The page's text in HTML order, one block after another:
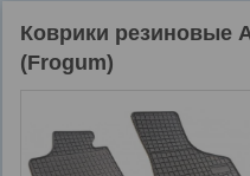
Коврики резиновые
(Frogum)